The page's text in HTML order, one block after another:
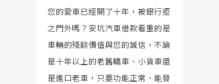
您的愛車已經開了十年，被銀行拒
之門外嗎？安坑汽車借款看重的是
車輛的殘餘價值與您的誠信，不論
是十年以上的老舊轎車、小貨車還
是進口老車，只要功能正常、能發